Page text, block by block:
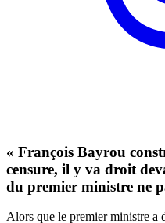
« François Bayrou
censure, il y va droit
du premier ministre ne
Alors que le premier ministre a